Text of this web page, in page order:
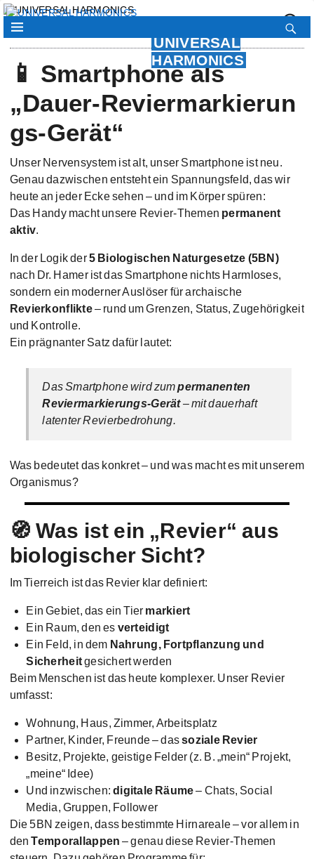
UNIVERSAL
HARMONICS
📱 Smartphone als
„Dauer‑Reviermarkierun
gs-Gerät“
Unser Nervensystem ist alt, unser Smartphone ist neu.
Genau dazwischen entsteht ein Spannungsfeld, das wir
heute an jeder Ecke sehen – und im Körper spüren:
Das Handy macht unsere Revier-Themen permanent
aktiv.
In der Logik der5 Biologischen Naturgesetze (5BN)
nach Dr. Hamer ist das Smartphone nichts Harmloses,
sondern ein moderner Auslöser für archaische
Revierkonflikte– rund um Grenzen, Status, Zugehörigkeit
und Kontrolle.
Ein prägnanter Satz dafür lautet:
Das Smartphone wird zumpermanenten
Reviermarkierungs-Gerät– mit dauerhaft
latenter Revierbedrohung.
Was bedeutet das konkret – und was macht es mit unserem
Organismus?
🧭 Was ist ein „Revier“ aus
biologischer Sicht?
Im Tierreich ist das Revier klar definiert:
Ein Gebiet, das ein Tier markiert
Ein Raum, den es verteidigt
Ein Feld, in dem Nahrung, Fortpflanzung und
Sicherheitgesichert werden
Beim Menschen ist das heute komplexer. Unser Revier
umfasst:
Wohnung, Haus, Zimmer, Arbeitsplatz
Partner, Kinder, Freunde – dassoziale Revier
Besitz, Projekte, geistige Felder (z. B. „mein“ Projekt,
„meine“ Idee)
Und inzwischen:digitale Räume– Chats, Social
Media, Gruppen, Follower
Die 5BN zeigen, dass bestimmte Hirnareale – vor allem in
denTemporallappen – genau diese Revier-Themen